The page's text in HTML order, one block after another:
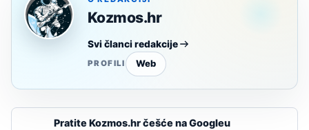
Kozmos.hr
Svi članci redakcije
PROFILI Web
Pratite Kozmos.hr češće na Googleu